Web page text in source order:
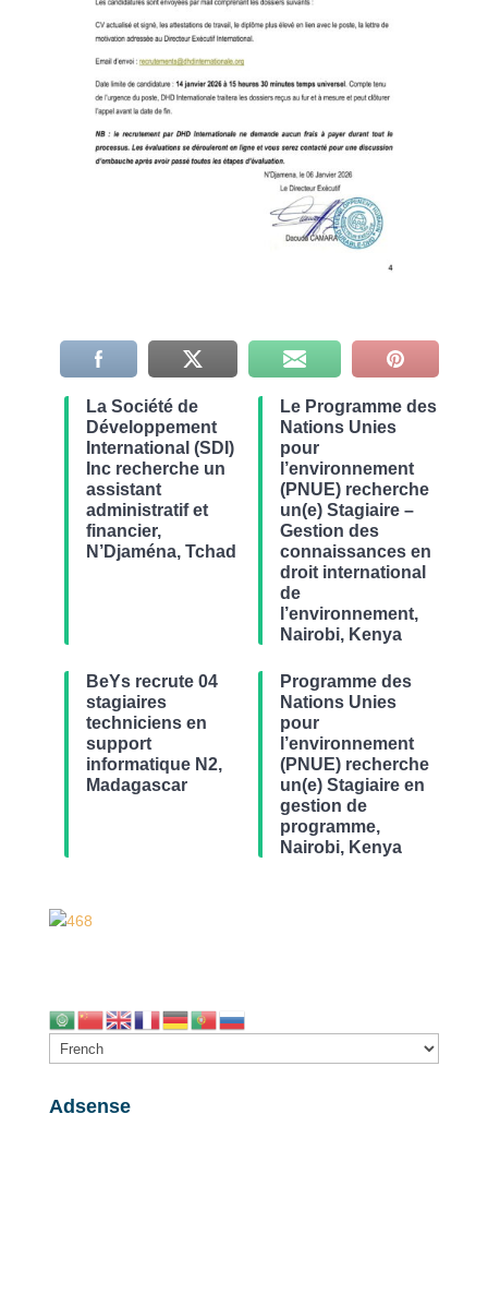
La Société de
Développement
International (SDI)
Inc recherche un
assistant
administratif et
financier,
N’Djaména, Tchad
Le Programme des
Nations Unies
pour
l’environnement
(PNUE) recherche
un(e) Stagiaire –
Gestion des
connaissances en
droit international
de
l’environnement,
Nairobi, Kenya
BeYs recrute 04
stagiaires
techniciens en
support
informatique N2,
Madagascar
Programme des
Nations Unies
pour
l’environnement
(PNUE) recherche
un(e) Stagiaire en
gestion de
programme,
Nairobi, Kenya
Adsense